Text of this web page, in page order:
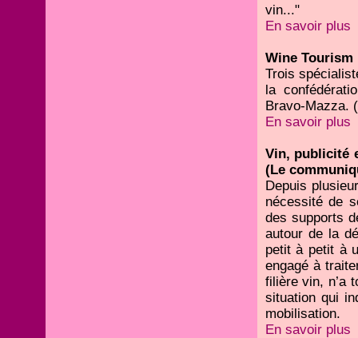
vin..."
En savoir plus
Wine
Trois
la
Bravo-Mazza.
En savoir plus
Vin, publicité
(Le
Depuis
nécessité de
des supports
autour de la
petit à petit à
engagé à
filière vin, n’a
situation qui
mobilisation.
En savoir plus